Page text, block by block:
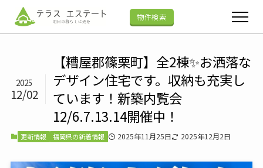
物件検索
【糟屋郡篠栗町】全2棟✨お洒落な
デザイン住宅です。収納も充実し
ています！新築内覧会
12/6.7.13.14開催中！
2025
12/02
更新情報 福岡県の新着情報 2025年11月25日 2025年12月2日